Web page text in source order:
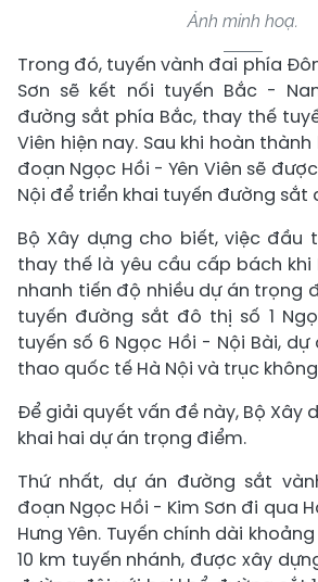
Ảnh minh hoạ.
Trong đó, tuyến vành đai phía
Sơn sẽ kết nối tuyến Bắc -
đường sắt phía Bắc, thay thế
Viên hiện nay. Sau khi hoàn
đoạn Ngọc Hồi - Yên Viên sẽ
Nội để triển khai tuyến đường sắt
Bộ Xây dựng cho biết, việc đầu
thay thế là yêu cầu cấp bách
nhanh tiến độ nhiều dự án trọng
tuyến đường sắt đô thị số 1
tuyến số 6 Ngọc Hồi - Nội Bài,
thao quốc tế Hà Nội và trục
Để giải quyết vấn đề này, Bộ Xây
khai hai dự án trọng điểm.
Thứ nhất, dự án đường sắt
đoạn Ngọc Hồi - Kim Sơn đi qua
Hưng Yên. Tuyến chính dài
10 km tuyến nhánh, được xây